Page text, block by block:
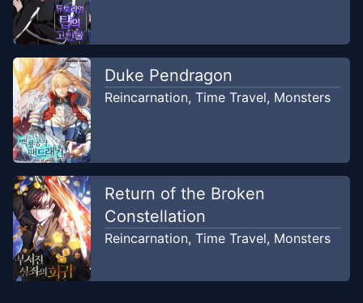
Duke Pendragon
Reincarnation, Time Travel, Monsters
Return of the Broken
Constellation
Reincarnation, Time Travel, Monsters